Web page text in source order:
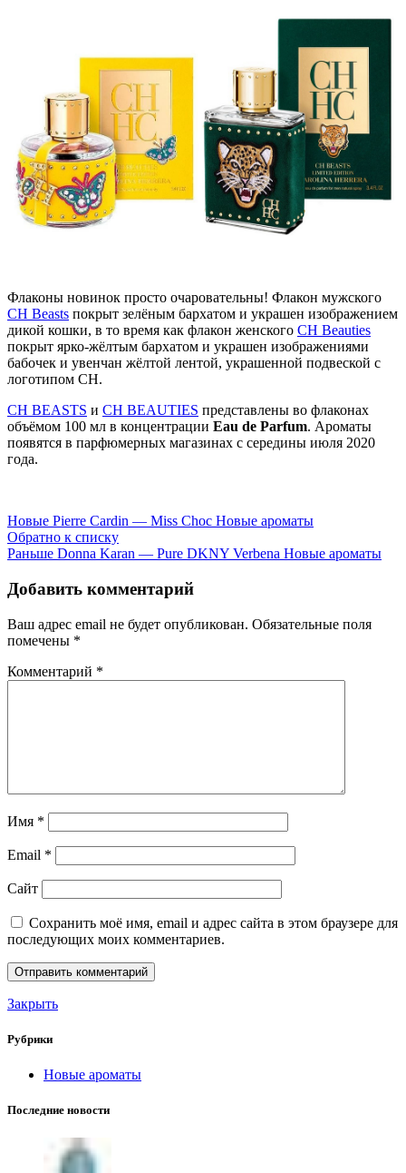
Флаконы новинок просто очаровательны! Флакон мужского
CH Beasts покрыт зелёным бархатом и украшен изображением
дикой кошки, в то время как флакон женского CH Beauties
покрыт ярко-жёлтым бархатом и украшен изображениями
бабочек и увенчан жёлтой лентой, украшенной подвеской с
логотипом CH.
CH BEASTS и CH BEAUTIES представлены во флаконах
объёмом 100 мл в концентрации Eau de Parfum. Ароматы
появятся в парфюмерных магазинах с середины июля 2020
года.
Новые Pierre Cardin — Miss Choc Новые ароматы
Обратно к списку
Раньше Donna Karan — Pure DKNY Verbena Новые ароматы
Добавить комментарий
Ваш адрес email не будет опубликован. Обязательные поля
помечены *
Комментарий *
Имя *
Email *
Сайт
Сохранить моё имя, email и адрес сайта в этом браузере для
последующих моих комментариев.
Закрыть
Рубрики
Новые ароматы
Последние новости